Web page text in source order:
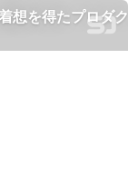
想を得たプロダ